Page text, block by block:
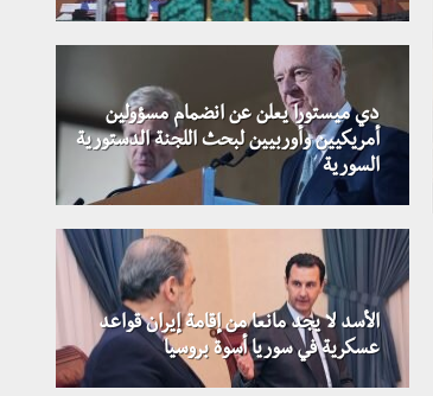
دي ميستورا يعلن عن انضمام مسؤولين
أمريكيين وأوربيين لبحث اللجنة الدستورية
السورية
الأسد لا يجد مانعا من إقامة إيران قواعد
عسكرية في سوريا أسوة بروسيا